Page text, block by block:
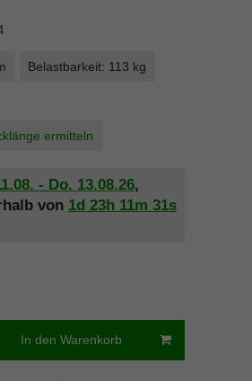
Belastbarkeit: 113 kg
ermitteln
- Do. 13.08.26,
von 1d 23h 11m 30s
In den Warenkorb